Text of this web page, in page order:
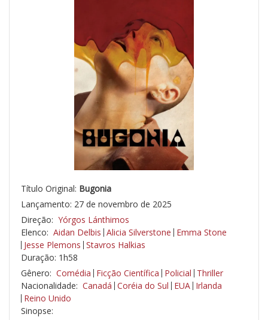
Título Original: Bugonia
Lançamento: 27 de novembro de 2025
Direção: Yórgos Lánthimos
Elenco: Aidan Delbis Alicia Silverstone Emma Stone
Jesse Plemons Stavros Halkias
Duração: 1h58
Gênero: Comédia Ficção Científica Policial Thriller
Nacionalidade: Canadá Coréia do Sul EUA Irlanda
Reino Unido
Sinopse: